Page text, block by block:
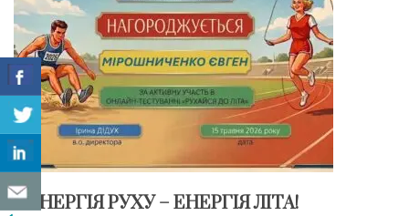
ЕНЕРГІЯ РУХУ – ЕНЕРГІЯ ЛІТА!